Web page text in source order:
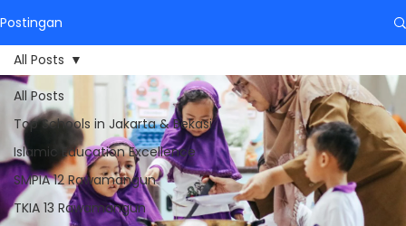
Postingan
All Posts
Top Schools in Jakarta & Bekasi
Islamic Education Excellence
SMPIA 12 Rawamangun
TKIA 13 Rawamangun
All Posts